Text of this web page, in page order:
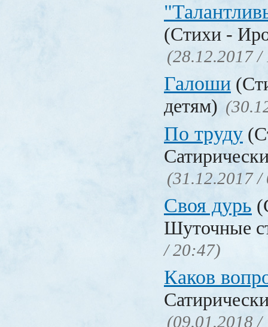
(Стихи -
(28.12.2017 /
Галоши
детям)
По труду
(31.12.2017 /
Своя дурь
Шуточные
/ 20:47)
Каков
(09.01.2018 /